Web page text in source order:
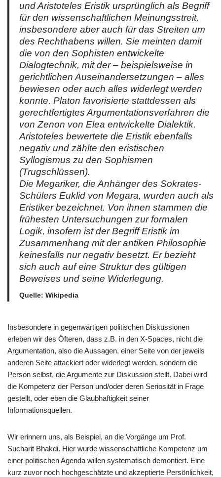
und Aristoteles Eristik ursprünglich als Begriff
für den wissenschaftlichen Meinungsstreit,
insbesondere aber auch für das Streiten um
des Rechthabens willen. Sie meinten damit
die von den Sophisten entwickelte
Dialogtechnik, mit der – beispielsweise in
gerichtlichen Auseinandersetzungen – alles
bewiesen oder auch alles widerlegt werden
konnte. Platon favorisierte stattdessen als
gerechtfertigtes Argumentationsverfahren die
von Zenon von Elea entwickelte Dialektik.
Aristoteles bewertete die Eristik ebenfalls
negativ und zählte den eristischen
Syllogismus zu den Sophismen
(Trugschlüssen).
Die Megariker, die Anhänger des Sokrates-
Schülers Euklid von Megara, wurden auch als
Eristiker bezeichnet. Von ihnen stammen die
frühesten Untersuchungen zur formalen
Logik, insofern ist der Begriff Eristik im
Zusammenhang mit der antiken Philosophie
keinesfalls nur negativ besetzt. Er bezieht
sich auch auf eine Struktur des gültigen
Beweises und seine Widerlegung.
Quelle: Wikipedia
Insbesondere in gegenwärtigen politischen Diskussionen
erleben wir des Öfteren, dass z.B. in den X-Spaces, nicht die
Argumentation, also die Aussagen, einer Seite von der jeweils
anderen Seite attackiert oder widerlegt werden, sondern die
Person selbst, die Argumente zur Diskussion stellt. Dabei wird
die Kompetenz der Person und/oder deren Seriosität in Frage
gestellt, oder eben die Glaubhaftigkeit seiner
Informationsquellen.
Wir erinnern uns, als Beispiel, an die Vorgänge um Prof.
Sucharit Bhakdi. Hier wurde wissenschaftliche Kompetenz um
einer politischen Agenda willen systematisch demontiert. Eine
kurz zuvor noch hochgeschätzte und akzeptierte Persönlichkeit,